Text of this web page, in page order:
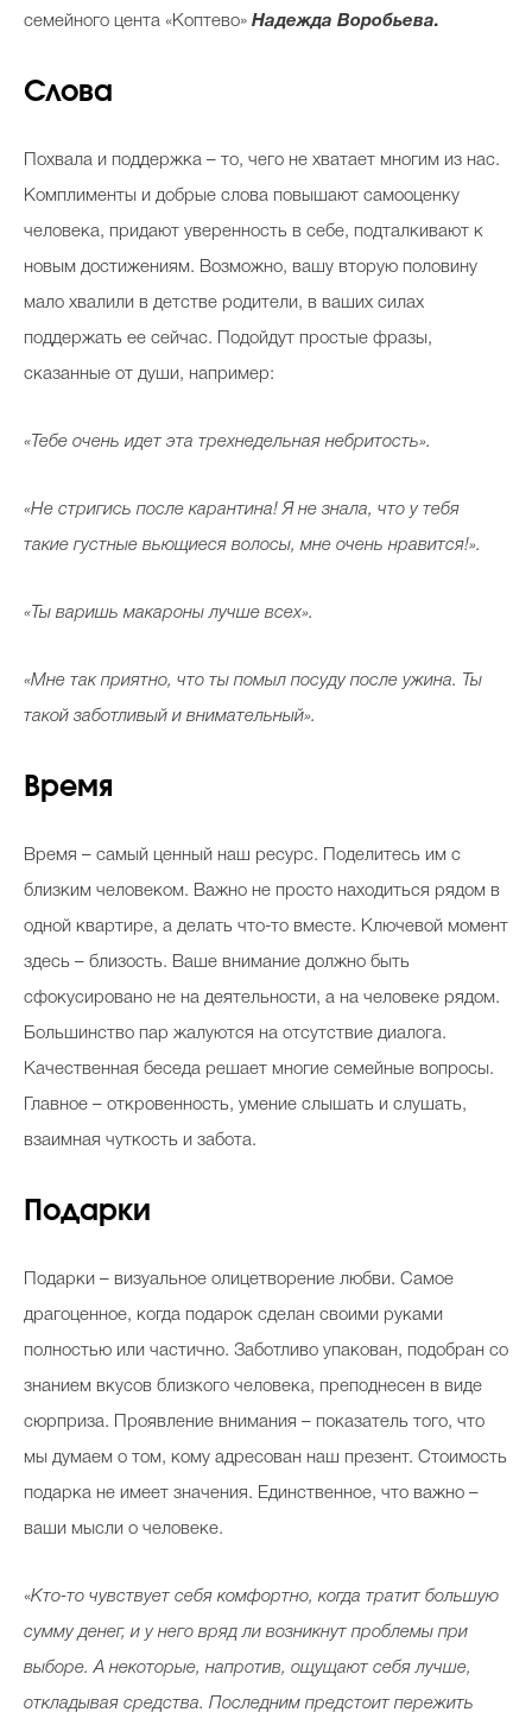
семейного цента «Коптево» Надежда Воробьева.
Слова
Похвала и поддержка – то, чего не хватает многим из нас.
Комплименты и добрые слова повышают самооценку
человека, придают уверенность в себе, подталкивают к
новым достижениям. Возможно, вашу вторую половину
мало хвалили в детстве родители, в ваших силах
поддержать ее сейчас. Подойдут простые фразы,
сказанные от души, например:
«Тебе очень идет эта трехнедельная небритость».
«Не стригись после карантина! Я не знала, что у тебя
такие густные вьющиеся волосы, мне очень нравится!».
«Ты варишь макароны лучше всех».
«Мне так приятно, что ты помыл посуду после ужина. Ты
такой заботливый и внимательный».
Время
Время – самый ценный наш ресурс. Поделитесь им с
близким человеком. Важно не просто находиться рядом в
одной квартире, а делать что-то вместе. Ключевой момент
здесь – близость. Ваше внимание должно быть
сфокусировано не на деятельности, а на человеке рядом.
Большинство пар жалуются на отсутствие диалога.
Качественная беседа решает многие семейные вопросы.
Главное – откровенность, умение слышать и слушать,
взаимная чуткость и забота.
Подарки
Подарки – визуальное олицетворение любви. Самое
драгоценное, когда подарок сделан своими руками
полностью или частично. Заботливо упакован, подобран со
знанием вкусов близкого человека, преподнесен в виде
сюрприза. Проявление внимания – показатель того, что
мы думаем о том, кому адресован наш презент. Стоимость
подарка не имеет значения. Единственное, что важно –
ваши мысли о человеке.
«Кто-то чувствует себя комфортно, когда тратит большую
сумму денег, и у него вряд ли возникнут проблемы при
выборе. А некоторые, напротив, ощущают себя лучше,
откладывая средства. Последним предстоит пережить